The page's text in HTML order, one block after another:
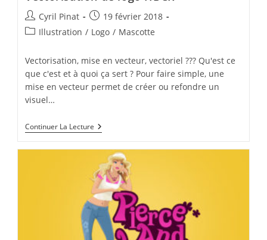
Auteur/autrice
de
Cyril Pinat
Publication
publiée :
19 février 2018
PostIllustration / Logo / Mascotte
Vectorisation, mise en vecteur, vectoriel ??? Qu'est ce
que c'est et à quoi ça sert ? Pour faire simple, une
mise en vecteur permet de créer ou refondre un
visuel…
Continuer La Lecture Vectorisation
De
HBCR